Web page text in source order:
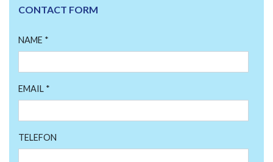
CONTACT FORM
NAME *
EMAIL *
TELEFON